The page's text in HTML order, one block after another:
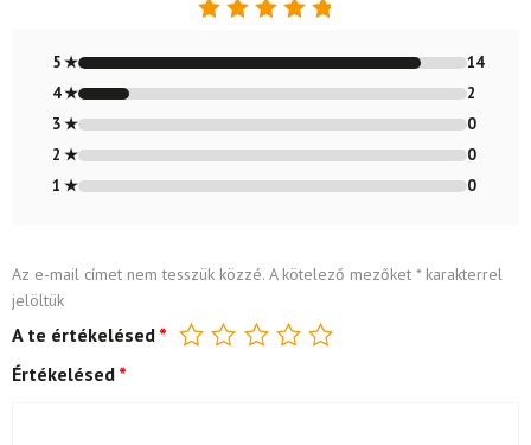
4.88/ 5
5 ★
14
4 ★
2
3 ★
0
2 ★
0
1 ★
0
Az e-mail címet nem tesszük közzé. A kötelező mezőket *karakterrel
jelöltük
A te értékelésed *
Értékelésed *